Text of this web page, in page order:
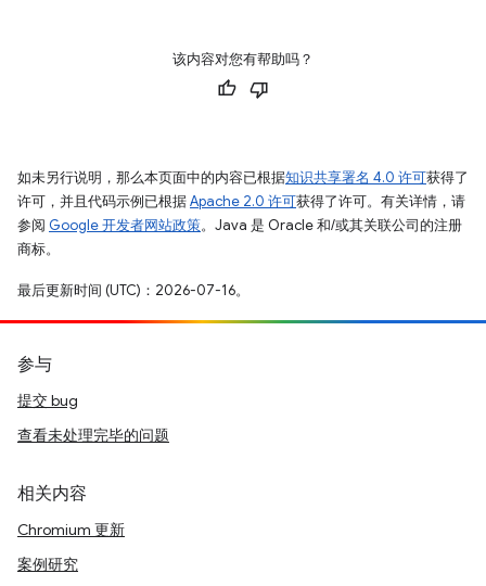
该内容对您有帮助吗？
如未另行说明，那么本页面中的内容已根据知识共享署名 4.0 许可获得了
许可，并且代码示例已根据Apache 2.0 许可获得了许可。有关详情，请
参阅 Google 开发者网站政策。Java 是 Oracle 和/或其关联公司的注册
商标。
最后更新时间 (UTC)：2026-07-16。
参与
提交 bug
查看未处理完毕的问题
相关内容
Chromium 更新
案例研究